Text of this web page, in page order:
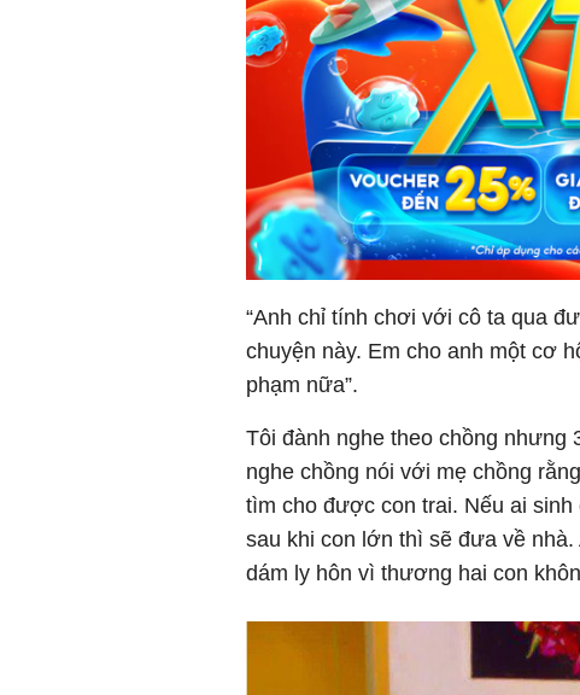
“Anh chỉ tính chơi với cô ta qua
chuyện này. Em cho anh một cơ
phạm nữa”.
Tôi đành nghe theo chồng nhưng
nghe chồng nói với mẹ chồng
tìm cho được con trai. Nếu ai
sau khi con lớn thì sẽ đưa về
dám ly hôn vì thương hai con